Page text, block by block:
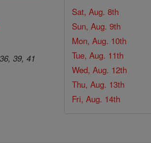
39, 41
Sat, Aug. 8th
Sun, Aug. 9th
Mon, Aug. 10th
Tue, Aug. 11th
Wed, Aug. 12th
Thu, Aug. 13th
Fri, Aug. 14th